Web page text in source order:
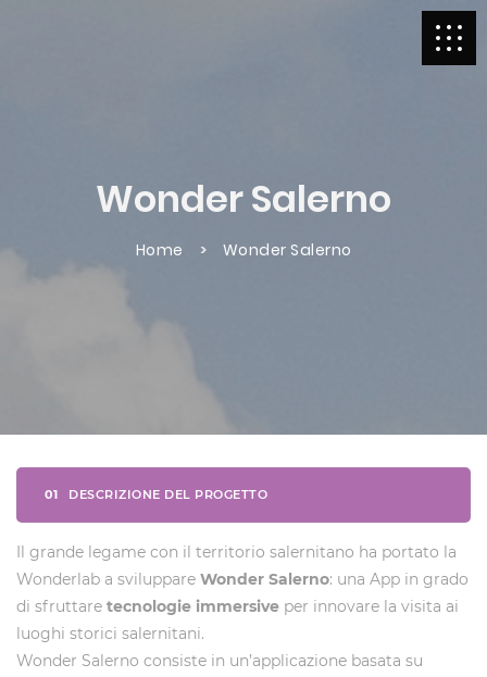
Wonder Salerno
Home Wonder Salerno
01 DESCRIZIONE DEL PROGETTO
Il grande legame con il territorio salernitano ha portato la
Wonderlab a sviluppare Wonder Salerno: una App in grado
di sfruttare tecnologie immersive per innovare la visita ai
luoghi storici salernitani.
Wonder Salerno consiste in un’applicazione basata su